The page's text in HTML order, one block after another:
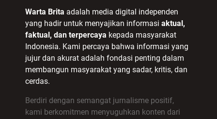
Warta Brita adalah media digital independen
yang hadir untuk menyajikan informasi aktual,
faktual, dan terpercaya kepada masyarakat
Indonesia. Kami percaya bahwa informasi yang
jujur dan akurat adalah fondasi penting dalam
membangun masyarakat yang sadar, kritis, dan
cerdas.
Berdiri dengan semangat jurnalisme positif,
kami berkomitmen menyuguhkan konten dari